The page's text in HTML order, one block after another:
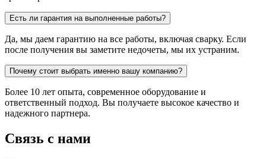
Есть ли гарантия на выполненные работы?
Да, мы даем гарантию на все работы, включая сварку. Если
после получения вы заметите недочеты, мы их устраним.
Почему стоит выбрать именно вашу компанию?
Более 10 лет опыта, современное оборудование и
ответственный подход. Вы получаете высокое качество и
надежного партнера.
Связь с нами